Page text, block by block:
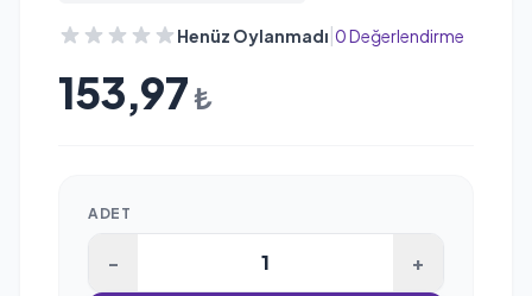
Henüz Oylanmadı|0 Değerlendirme
153,97 ₺
ADET
- +